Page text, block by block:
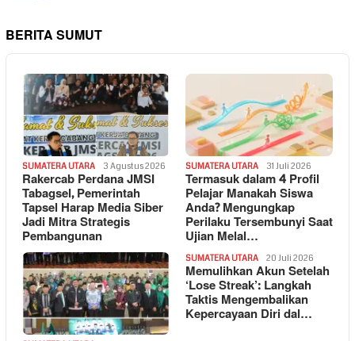
BERITA SUMUT
SUMATERA UTARA 3 Agustus 2026
Rakercab Perdana JMSI
Tabagsel, Pemerintah
Tapsel Harap Media Siber
Jadi Mitra Strategis
Pembangunan
SUMATERA UTARA 31 Juli 2026
Termasuk dalam 4 Profil
Pelajar Manakah Siswa
Anda? Mengungkap
Perilaku Tersembunyi Saat
Ujian Melal…
SUMATERA UTARA 20 Juli 2026
Memulihkan Akun Setelah
‘Lose Streak’: Langkah
Taktis Mengembalikan
Kepercayaan Diri dal…